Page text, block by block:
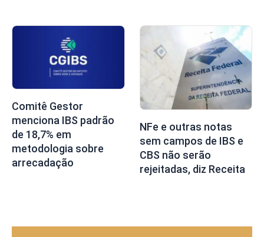
Comitê Gestor
menciona IBS padrão
de 18,7% em
metodologia sobre
arrecadação
NFe e outras notas
sem campos de IBS e
CBS não serão
rejeitadas, diz Receita